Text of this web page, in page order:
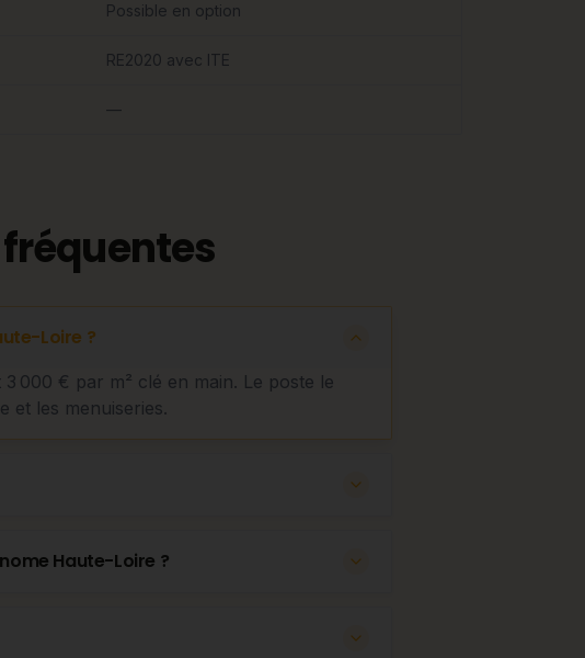
Possible en option
RE2020 avec ITE
—
Loire ?
000 € par m² clé en main. Le poste le
et les menuiseries.
Haute-Loire ?